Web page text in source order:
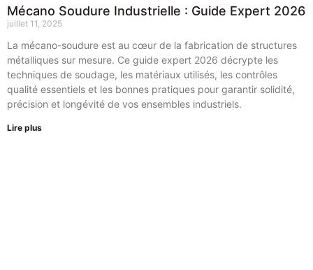
Mécano Soudure Industrielle : Guide Expert 2026
juillet 11, 2025
La mécano-soudure est au cœur de la fabrication de structures
métalliques sur mesure. Ce guide expert 2026 décrypte les
techniques de soudage, les matériaux utilisés, les contrôles
qualité essentiels et les bonnes pratiques pour garantir solidité,
précision et longévité de vos ensembles industriels.
Lire plus